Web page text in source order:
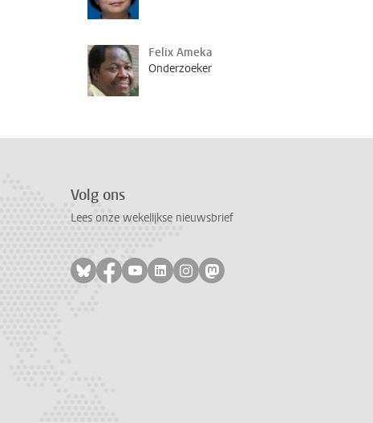
Felix Ameka
Onderzoeker
Volg ons
Lees onze wekelijkse nieuwsbrief
Volg ons op bluesky
Volg ons op facebook
Volg ons op youtube
Volg ons op linkedin
Volg ons op instagram
Volg ons op mastodon